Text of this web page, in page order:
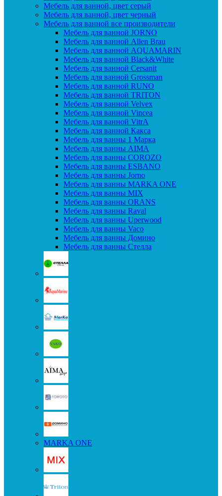
Мебель для ванной, цвет серый
Мебель для ванной, цвет черный
Мебель для ванной все производители
Мебель для ванной JORNO
Мебель для ванной Allen Brau
Мебель для ванной AQUAMARIN
Мебель для ванной Black&White
Мебель для ванной Cersanit
Мебель для ванной Grossman
Мебель для ванной RUNO
Мебель для ванной TRITON
Мебель для ванной Velvex
Мебель для ванной Vincea
Мебель для ванной VitrA
Мебель для ванной Какса
Мебель для ванны 1 Марка
Мебель для ванны AIMA
Мебель для ванны COROZO
Мебель для ванны ESBANO
Мебель для ванны Jorno
Мебель для ванны MARKA ONE
Мебель для ванны MIX
Мебель для ванны ORANS
Мебель для ванны Raval
Мебель для ванны Uperwood
Мебель для ванны Vaco
Мебель для ванны Домино
Мебель для ванны Стелла
MARKA ONE